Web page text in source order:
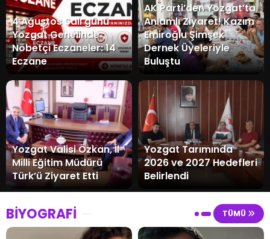
4 Ağustos Salı günü
Yozgat Genelinde
Nöbetçi Eczaneler: 14
Eczane
AK Parti’den Yozgat’ta
Anlamlı Ziyaret! Kazım
Emiroğlu Şimşek
Dernek Üyeleriyle
Buluştu
Yozgat Valisi Özkan, İl
Milli Eğitim Müdürü
Türk’ü Ziyaret Etti
Yozgat Tarımında
2026 ve 2027 Hedefleri
Belirlendi
BİYOGRAFİ TÜMÜ